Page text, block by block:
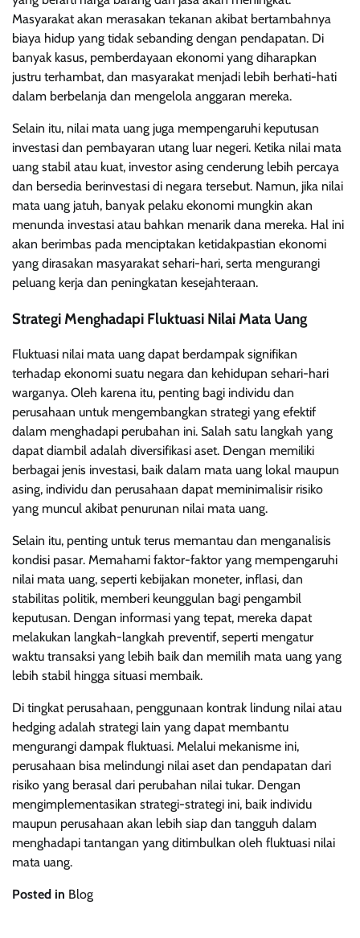
Masyarakat akan merasakan tekanan akibat bertambahnya
biaya hidup yang tidak sebanding dengan pendapatan. Di
banyak kasus, pemberdayaan ekonomi yang diharapkan
justru terhambat, dan masyarakat menjadi lebih berhati-hati
dalam berbelanja dan mengelola anggaran mereka.
Selain itu, nilai mata uang juga mempengaruhi keputusan
investasi dan pembayaran utang luar negeri. Ketika nilai mata
uang stabil atau kuat, investor asing cenderung lebih percaya
dan bersedia berinvestasi di negara tersebut. Namun, jika nilai
mata uang jatuh, banyak pelaku ekonomi mungkin akan
menunda investasi atau bahkan menarik dana mereka. Hal ini
akan berimbas pada menciptakan ketidakpastian ekonomi
yang dirasakan masyarakat sehari-hari, serta mengurangi
peluang kerja dan peningkatan kesejahteraan.
Strategi Menghadapi Fluktuasi Nilai Mata Uang
Fluktuasi nilai mata uang dapat berdampak signifikan
terhadap ekonomi suatu negara dan kehidupan sehari-hari
warganya. Oleh karena itu, penting bagi individu dan
perusahaan untuk mengembangkan strategi yang efektif
dalam menghadapi perubahan ini. Salah satu langkah yang
dapat diambil adalah diversifikasi aset. Dengan memiliki
berbagai jenis investasi, baik dalam mata uang lokal maupun
asing, individu dan perusahaan dapat meminimalisir risiko
yang muncul akibat penurunan nilai mata uang.
Selain itu, penting untuk terus memantau dan menganalisis
kondisi pasar. Memahami faktor-faktor yang mempengaruhi
nilai mata uang, seperti kebijakan moneter, inflasi, dan
stabilitas politik, memberi keunggulan bagi pengambil
keputusan. Dengan informasi yang tepat, mereka dapat
melakukan langkah-langkah preventif, seperti mengatur
waktu transaksi yang lebih baik dan memilih mata uang yang
lebih stabil hingga situasi membaik.
Di tingkat perusahaan, penggunaan kontrak lindung nilai atau
hedging adalah strategi lain yang dapat membantu
mengurangi dampak fluktuasi. Melalui mekanisme ini,
perusahaan bisa melindungi nilai aset dan pendapatan dari
risiko yang berasal dari perubahan nilai tukar. Dengan
mengimplementasikan strategi-strategi ini, baik individu
maupun perusahaan akan lebih siap dan tangguh dalam
menghadapi tantangan yang ditimbulkan oleh fluktuasi nilai
mata uang.
Posted in Blog